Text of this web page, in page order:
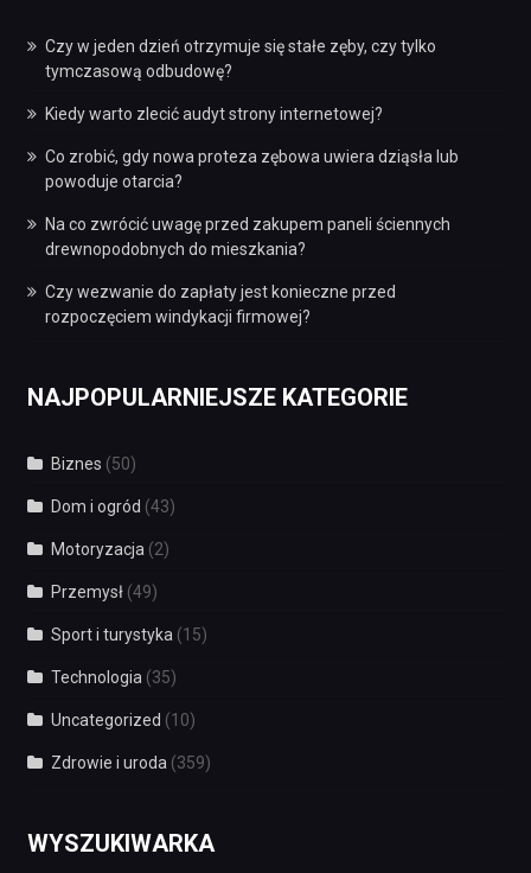
Czy w jeden dzień otrzymuje się stałe zęby, czy tylko
tymczasową odbudowę?
Kiedy warto zlecić audyt strony internetowej?
Co zrobić, gdy nowa proteza zębowa uwiera dziąsła lub
powoduje otarcia?
Na co zwrócić uwagę przed zakupem paneli ściennych
drewnopodobnych do mieszkania?
Czy wezwanie do zapłaty jest konieczne przed
rozpoczęciem windykacji firmowej?
NAJPOPULARNIEJSZE KATEGORIE
Biznes (50)
Dom i ogród (43)
Motoryzacja (2)
Przemysł(49)
Sport i turystyka (15)
Technologia (35)
Uncategorized (10)
Zdrowie i uroda (359)
WYSZUKIWARKA